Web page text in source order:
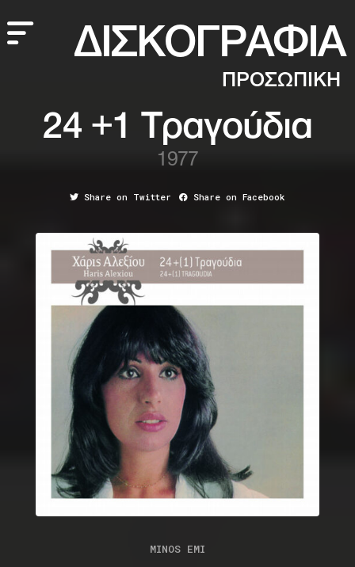
ΠΡΟΣΩΠΙΚΗ
ΔΙΣΚΟΓΡΑΦΙΑ
24 +1 Τραγούδια
1977
Share on Twitter Share on Facebook
MINOS EMI